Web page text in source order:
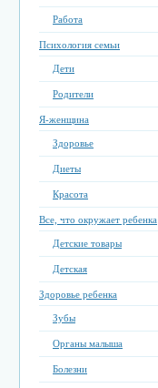
Работа
Психология семьи
Дети
Родители
Я-женщина
Здоровье
Диеты
Красота
Все, что окружает ребенка
Детские товары
Детская
Здоровье ребенка
Зубы
Органы малыша
Болезни